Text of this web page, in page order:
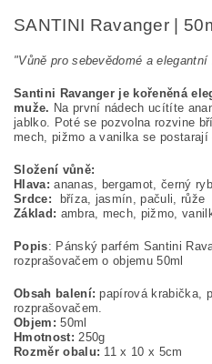
SANTINI Ravanger |
"Vůně pro sebevědomé a elegantní
Santini Ravanger je kořeněná
muže. Na první nádech ucítíte
jablko. Poté se pozvolna rozvine
mech, pižmo a vanilka se
Složení vůně:
Hlava: ananas, bergamot, černý
Srdce: bříza, jasmín, pačuli, růže
Základ: ambra, mech, pižmo,
Popis: Pánský parfém Santini
rozprašovačem o objemu 50ml
Obsah balení: papírová krabička,
rozprašovačem.
Objem: 50ml
Hmotnost: 250g
Rozměr obalu: 11 x 10 x 5cm